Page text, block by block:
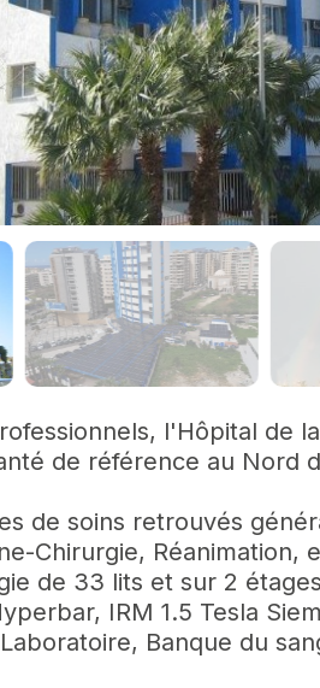
l'Hôpital de
de référence au Nord
de soins retrouvés
Chirurgie, Réanimation,
de 33 lits et sur 2
IRM 1.5 Tesla
Banque du